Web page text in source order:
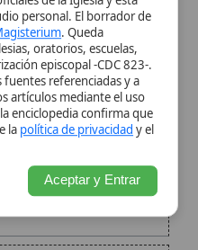
en
FideScore™ 7.59 • Citar
mejora•Compartir
•Instalar aplicación
Aceptar y Entrar